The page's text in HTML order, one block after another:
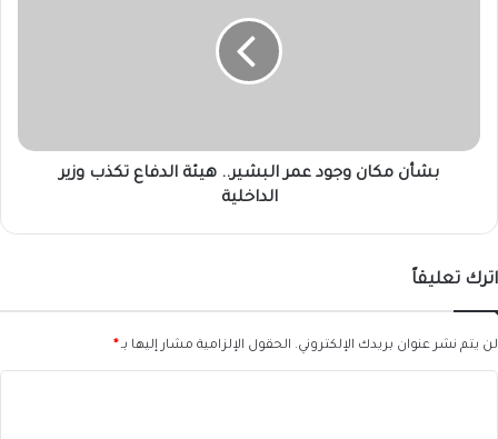
وزير
الداخليةبشأن مكان وجود عمر البشير.. هيئة الدفاع تكذب وزير
الداخلية
اترك تعليقاً
لن يتم نشر عنوان بريدك الإلكتروني. الحقول الإلزامية مشار إليها بـ *